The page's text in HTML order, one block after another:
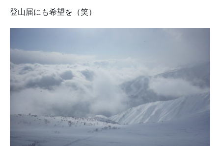
登山届にも希望を（笑）